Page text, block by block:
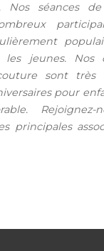
Nos séances
jeunes. Nos
sont très
pour
Rejoignez-
principales